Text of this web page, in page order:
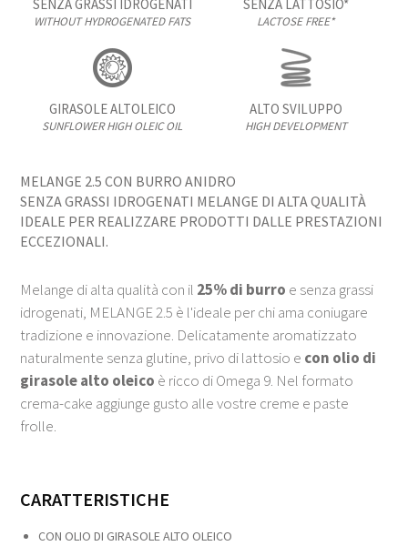
SENZA GRASSI IDROGENATI
WITHOUT HYDROGENATED FATS
SENZA LATTOSIO*
LACTOSE FREE*
GIRASOLE ALTOLEICO
SUNFLOWER HIGH OLEIC OIL
ALTO SVILUPPO
HIGH DEVELOPMENT
MELANGE 2.5 CON BURRO ANIDRO
SENZA GRASSI IDROGENATI MELANGE DI ALTA QUALITÀ
IDEALE PER REALIZZARE PRODOTTI DALLE PRESTAZIONI
ECCEZIONALI.
Melange di alta qualità con il 25% di burro e senza grassi
idrogenati, MELANGE 2.5 è l'ideale per chi ama coniugare
tradizione e innovazione. Delicatamente aromatizzato
naturalmente senza glutine, privo di lattosio e con olio di
girasole alto oleico è ricco di Omega 9. Nel formato
crema-cake aggiunge gusto alle vostre creme e paste
frolle.
CARATTERISTICHE
CON OLIO DI GIRASOLE ALTO OLEICO